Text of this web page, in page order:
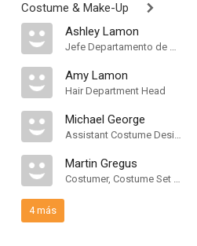
Costume & Make-Up
Ashley Lamon
Jefe Departamento de Maquillaje
Amy Lamon
Hair Department Head
Michael George
Assistant Costume Designer
Martin Gregus
Costumer, Costume Set Supervisor
4 más